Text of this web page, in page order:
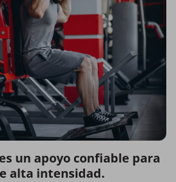
un apoyo confiable para
alta intensidad.